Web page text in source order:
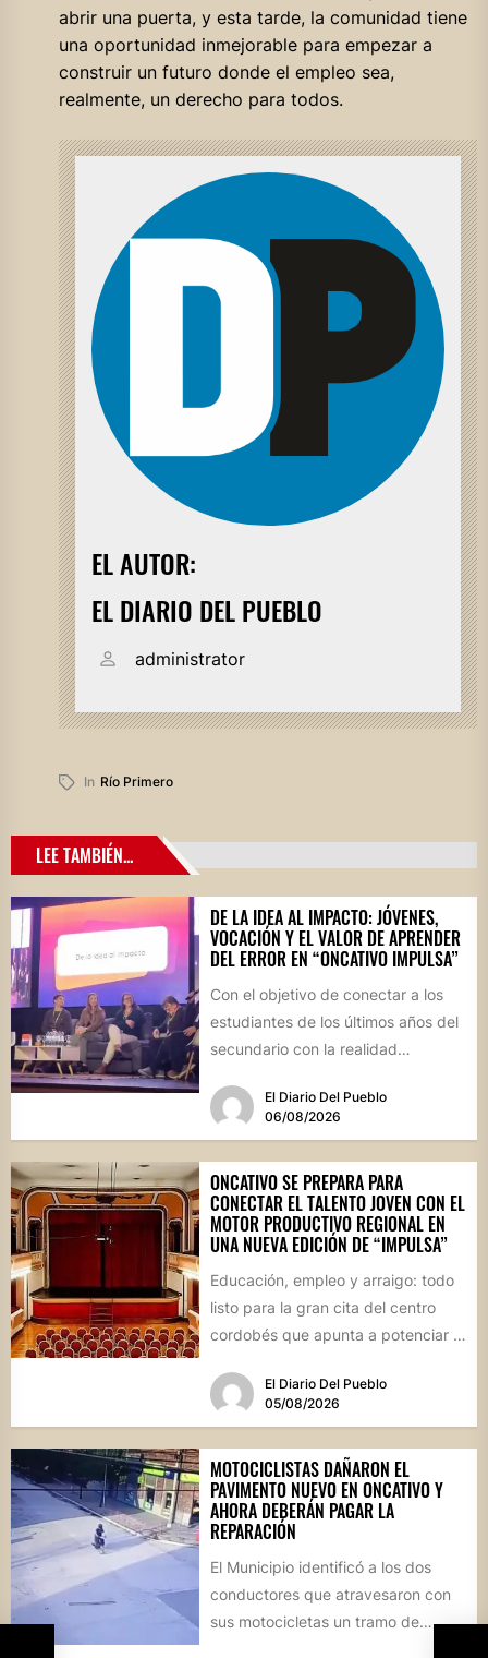
abrir una puerta, y esta tarde, la comunidad tiene
una oportunidad inmejorable para empezar a
construir un futuro donde el empleo sea,
realmente, un derecho para todos.
EL AUTOR:
EL DIARIO DEL PUEBLO
administrator
In Río Primero
LEE TAMBIÉN...
DE LA IDEA AL IMPACTO: JÓVENES,
VOCACIÓN Y EL VALOR DE APRENDER
DEL ERROR EN “ONCATIVO IMPULSA”
Con el objetivo de conectar a los
estudiantes de los últimos años del
secundario con la realidad
El Diario Del Pueblo
06/08/2026
ONCATIVO SE PREPARA PARA
CONECTAR EL TALENTO JOVEN CON EL
MOTOR PRODUCTIVO REGIONAL EN
UNA NUEVA EDICIÓN DE “IMPULSA”
Educación, empleo y arraigo: todo
listo para la gran cita del centro
cordobés que apunta a potenciar el
El Diario Del Pueblo
05/08/2026
MOTOCICLISTAS DAÑARON EL
PAVIMENTO NUEVO EN ONCATIVO Y
AHORA DEBERÁN PAGAR LA
REPARACIÓN
El Municipio identificó a los dos
conductores que atravesaron con
sus motocicletas un tramo de